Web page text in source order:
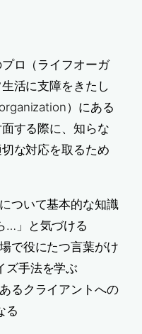
ロ（ライフオーガ
活に支障をきたし
）にある
する際に、知らな
な対応を取るため
ついて基本的な知識
…」と気づける
で役にたつ言葉がけ
ズ手法を学ぶ
るクライアントへの
る